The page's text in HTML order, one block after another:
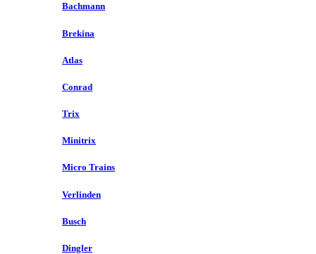
Bachmann
Brekina
Atlas
Conrad
Trix
Minitrix
Micro Trains
Verlinden
Busch
Dingler